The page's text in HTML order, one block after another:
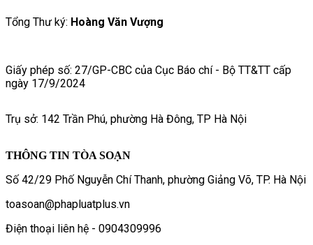
Tổng Thư ký: Hoàng Văn Vượng
Giấy phép số: 27/GP-CBC của Cục Báo chí - Bộ TT&TT cấp
ngày 17/9/2024
Trụ sở: 142 Trần Phú, phường Hà Đông, TP Hà Nội
THÔNG TIN TÒA SOẠN
Số 42/29 Phố Nguyễn Chí Thanh, phường Giảng Võ, TP. Hà Nội
toasoan@phapluatplus.vn
Điện thoại liên hệ - 0904309996